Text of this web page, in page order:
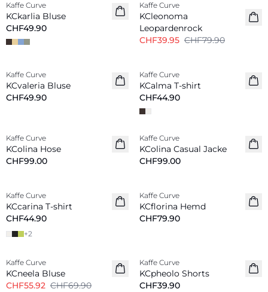
Neu
Kaffe Curve
KCkarlia Bluse
CHF49.90
Kaffe Curve
KCleonoma
Leopardenrock
CHF39.95 CHF79.90
Neu
Kaffe Curve
KCvaleria Bluse
CHF49.90
Neu
Kaffe Curve
KCalma T-shirt
CHF44.90
Neu
Kaffe Curve
KColina Hose
CHF99.00
Neu
Kaffe Curve
KColina Casual Jacke
CHF99.00
Neu
Kaffe Curve
KCcarina T-shirt
CHF44.90
+2
Neu
Kaffe Curve
KCflorina Hemd
CHF79.90
Kaffe Curve
KCneela Bluse
CHF55.92 CHF69.90
Neu
Kaffe Curve
KCpheolo Shorts
CHF39.90